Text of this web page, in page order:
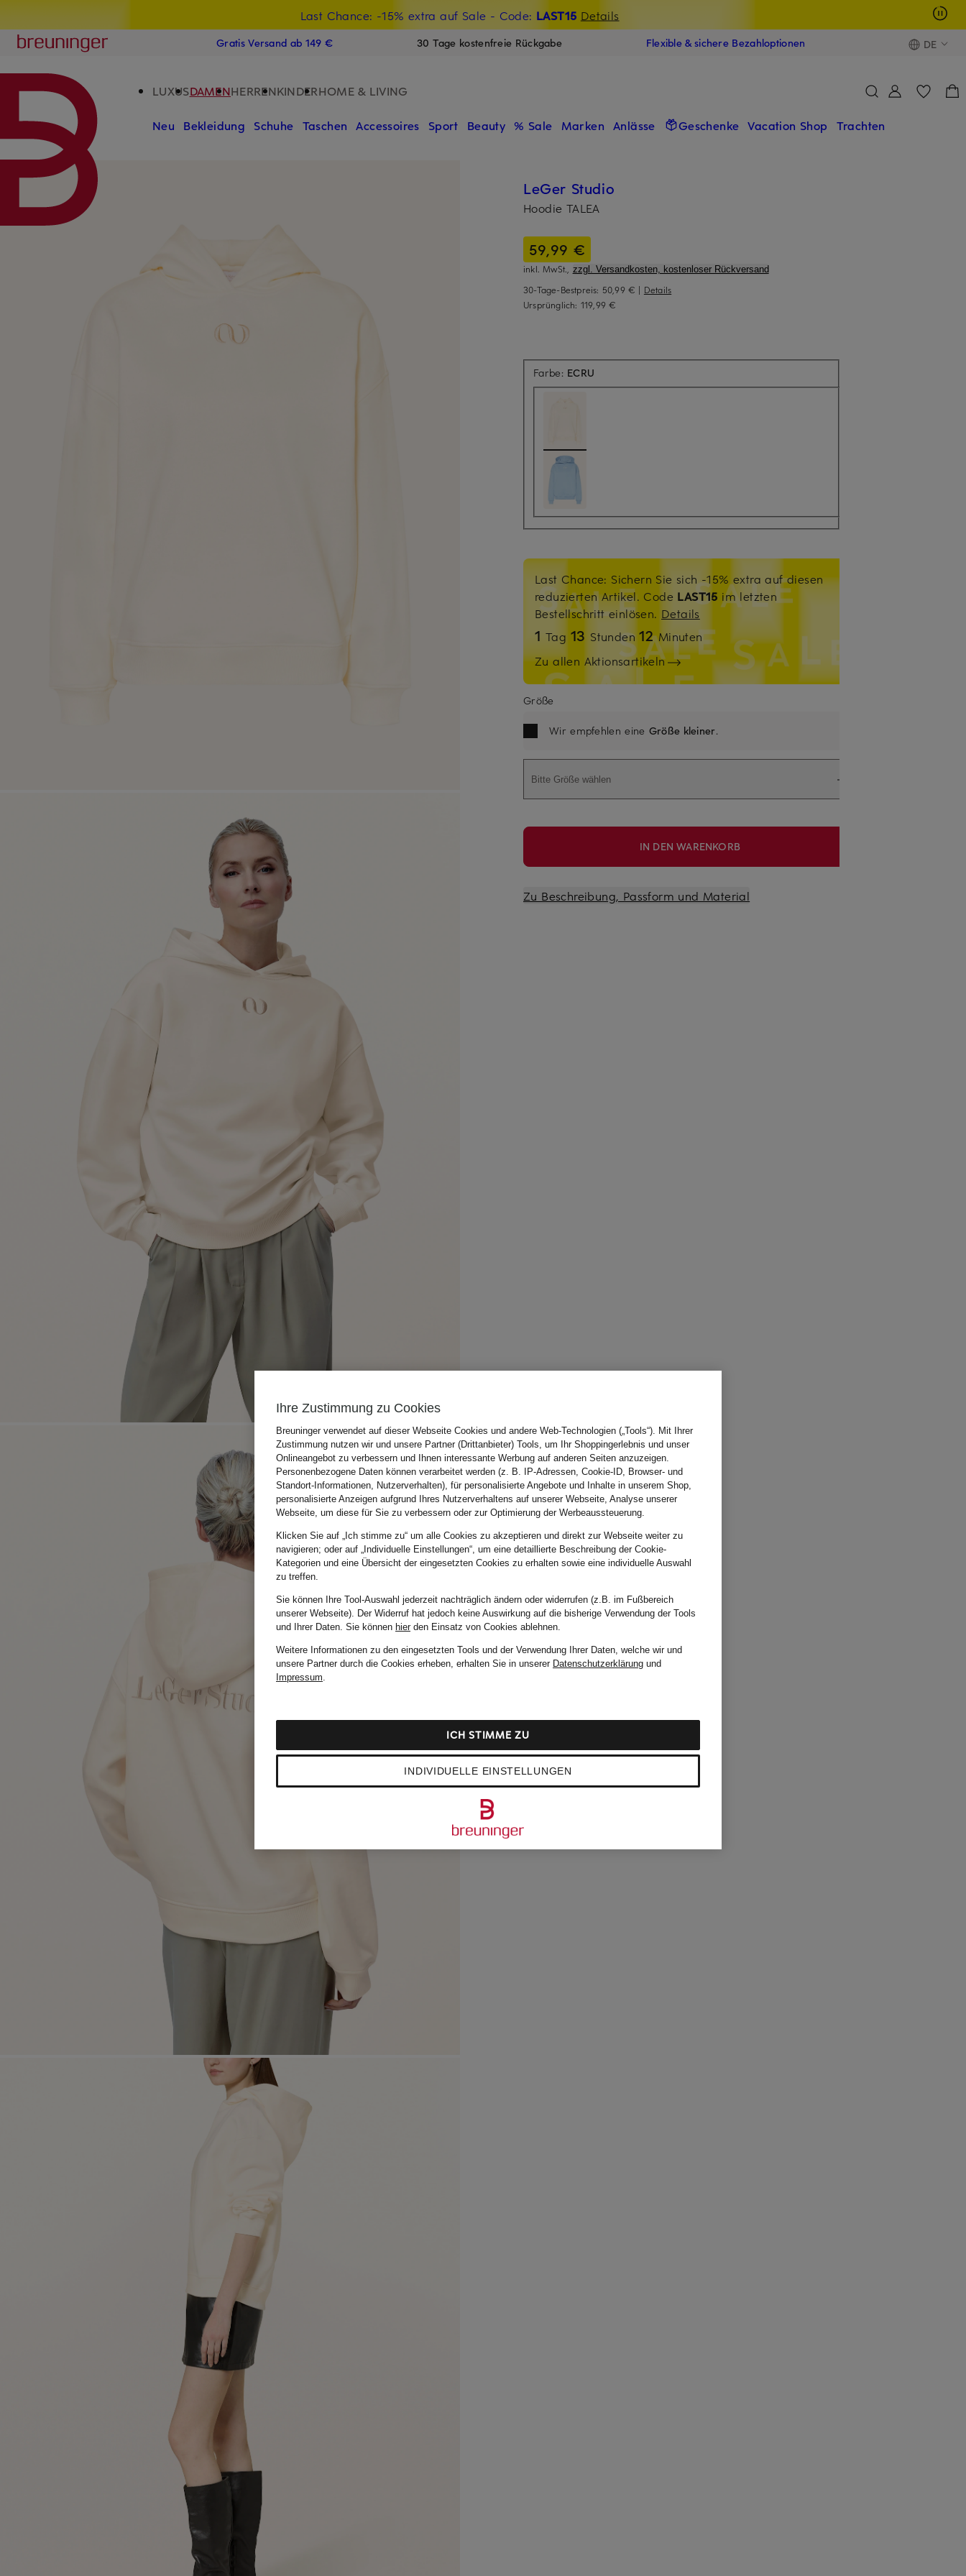
Last Chance: -15% extra auf Sale - Code: LAST15 Details
15€-Willkommensgutschein mit Beyond sichern
Breuninger
Gratis Versand ab 149 € 30 Tage kostenfreie Rückgabe Flexible & sichere Bezahloptionen DE
LUXUSDAMENHERRENKINDERHOME & LIVING
Neu Bekleidung Schuhe Taschen Accessoires Sport Beauty % Sale Marken Anlässe Geschenke Vacation Shop Trachten
LeGer Studio
Hoodie TALEA
59,99 €
inkl. MwSt., zzgl. Versandkosten, kostenloser Rückversand
30-Tage-Bestpreis: 50,99 € | Details
Ursprünglich: 119,99 €
Farbe: ECRU
Last Chance: Sichern Sie sich -15% extra auf diesen
reduzierten Artikel. Code LAST15 im letzten
Bestellschritt einlösen. Details
1 Tag 13 Stunden12Minuten
Zu allen Aktionsartikeln
Größe
Wir empfehlen eine Größe kleiner.
Bitte Größe wählen
IN DEN WARENKORB
Zu Beschreibung, Passform und Material
Ihre Zustimmung zu Cookies
Breuninger verwendet auf dieser Webseite Cookies und andere Web-Technologien („Tools“). Mit Ihrer
Zustimmung nutzen wir und unsere Partner (Drittanbieter) Tools, um Ihr Shoppingerlebnis und unser
Onlineangebot zu verbessern und Ihnen interessante Werbung auf anderen Seiten anzuzeigen.
Personenbezogene Daten können verarbeitet werden (z. B. IP-Adressen, Cookie-ID, Browser- und
Standort-Informationen, Nutzerverhalten), für personalisierte Angebote und Inhalte in unserem Shop,
personalisierte Anzeigen aufgrund Ihres Nutzerverhaltens auf unserer Webseite, Analyse unserer
Webseite, um diese für Sie zu verbessern oder zur Optimierung der Werbeaussteuerung.
Klicken Sie auf „Ich stimme zu“ um alle Cookies zu akzeptieren und direkt zur Webseite weiter zu
navigieren; oder auf „Individuelle Einstellungen“, um eine detaillierte Beschreibung der Cookie-
Kategorien und eine Übersicht der eingesetzten Cookies zu erhalten sowie eine individuelle Auswahl
zu treffen.
Sie können Ihre Tool-Auswahl jederzeit nachträglich ändern oder widerrufen (z.B. im Fußbereich
unserer Webseite). Der Widerruf hat jedoch keine Auswirkung auf die bisherige Verwendung der Tools
und Ihrer Daten. Sie können hierden Einsatz von Cookies ablehnen.
Weitere Informationen zu den eingesetzten Tools und der Verwendung Ihrer Daten, welche wir und
unsere Partner durch die Cookies erheben, erhalten Sie in unserer Datenschutzerklärung und
Impressum.
INDIVIDUELLE EINSTELLUNGEN
ICH STIMME ZU